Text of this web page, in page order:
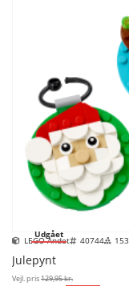
Udgået
LEGO Andet 40744 153
Julepynt
Vejl. pris129,95 kr.